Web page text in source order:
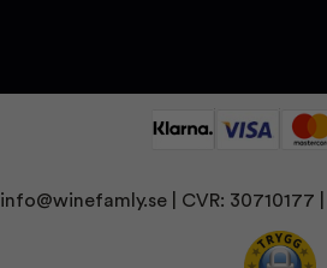
info@winefamly.se| CVR: 30710177